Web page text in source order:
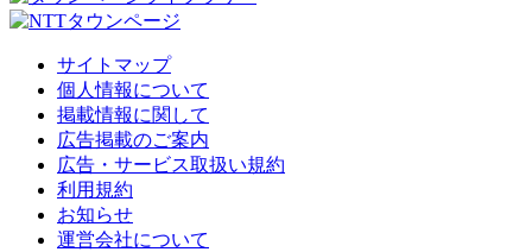
サイトマップ
個人情報について
掲載情報に関して
広告掲載のご案内
広告・サービス取扱い規約
利用規約
お知らせ
運営会社について